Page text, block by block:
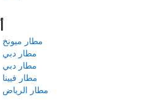
مطار ميونخ
مطار دبي
مطار دبي
مطار فيينا
مطار الرياض